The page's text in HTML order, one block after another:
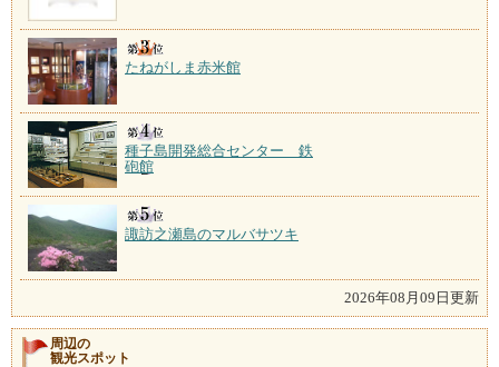
たねがしま赤米館
種子島開発総合センター 鉄
砲館
諏訪之瀬島のマルバサツキ
2026年08月09日更新
周辺の
観光スポット